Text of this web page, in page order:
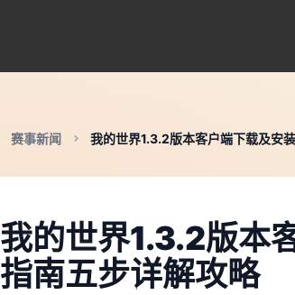
赛事新闻 我的世界1.3.2版本客户端下载及安
我的世界1.3.2版本
指南五步详解攻略